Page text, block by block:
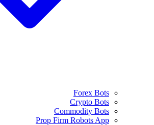
Forex Bots
Crypto Bots
Commodity Bots
Prop Firm Robots App